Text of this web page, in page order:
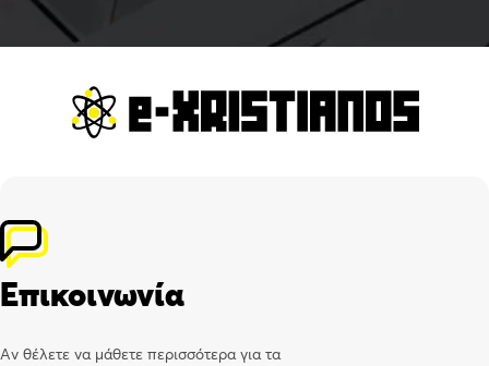
Επικοινωνία
Αν θέλετε να μάθετε περισσότερα για τα